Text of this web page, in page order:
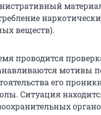
веществ).
проводится
мотивы
его
Ситуация